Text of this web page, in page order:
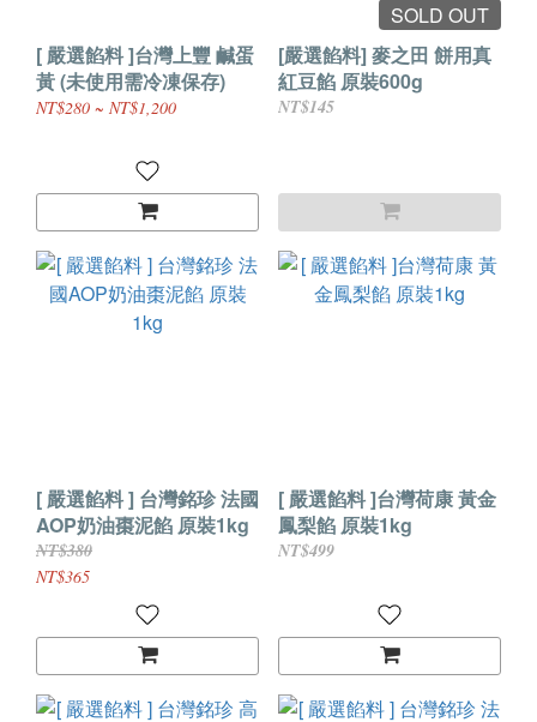
[ 嚴選餡料 ]台灣上豐 鹹蛋
黃 (未使用需冷凍保存)
NT$280 ~ NT$1,200
SOLD OUT
[嚴選餡料] 麥之田 餅用真
紅豆餡 原裝600g
NT$145
[ 嚴選餡料 ] 台灣銘珍 法國
AOP奶油棗泥餡 原裝1kg
NT$380
NT$365
[ 嚴選餡料 ]台灣荷康 黃金
鳳梨餡 原裝1kg
NT$499